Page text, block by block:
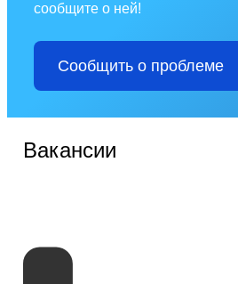
сообщите о ней!
Сообщить о проблеме
Вакансии